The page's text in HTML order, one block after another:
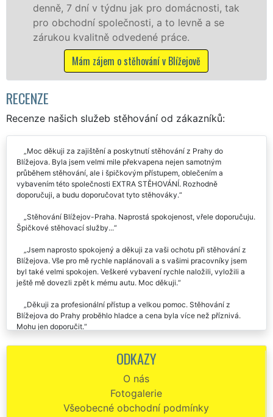
celém okresu Domažlice se zárukou kvality
franchisové sítě EXTRA STĚHOVÁNÍ.
Nabízíme stěhovací služby NON-STOP
včetně víkendů a svátků bez příplatků.
Mám zájem o stěhovací služby v Blížejově
RECENZE
Recenze našich služeb stěhování od zákazníků:
Moc děkuji za zajištění a poskytnutí stěhování z Prahy do
Blížejova. Byla jsem velmi mile překvapena nejen samotným
průběhem stěhování, ale i špičkovým přístupem, oblečením a
vybavením této společnosti EXTRA STĚHOVÁNÍ. Rozhodně
Stěhování Blížejov-Praha. Naprostá spokojenost, vřele doporučuju.
Jsem naprosto spokojený a děkuji za vaši ochotu při stěhování z
Blížejova. Vše pro mě rychle naplánovali a s vašimi pracovníky jsem
byl také velmi spokojen. Veškeré vybavení rychle naložili, vyložili a
Děkuji za profesionální přístup a velkou pomoc. Stěhování z
Blížejova do Prahy proběhlo hladce a cena byla více než příznivá.
EXTRA STĚHOVÁNÍ mohu doporučit! Byla jsem příjemně
překvapena, jak byl celý team stěhováků super ochotný, milý a celé
stěhování v Blížejově s nimi proběhlo bez problémů a velmi
profesionálně. Úvodní komunikace a plánování bylo také na jedničku,
všichni byli ochotní a nápomocní.
ODKAZY
O nás
Fotogalerie